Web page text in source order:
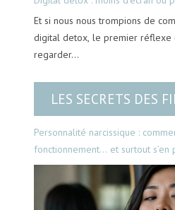
Et si nous nous trompions de
digital detox, le premier réflexe
regarder…
LES SECRETS DES
Personnalité narcissique :
fonctionnement… et surtout s’en